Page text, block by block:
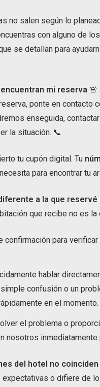
no salen según lo
con alguno de
se detallan para
mi reserva 🚨
ponte en contacto
enseguida,
la situación. 📞
tu cupón digital. Tu
para encontrar tu
a la que reservé
que recibe no es la
confirmación para
hablar
confusión o un
en el momento.
el problema o
nosotros
del hotel no coinciden
o difiere de